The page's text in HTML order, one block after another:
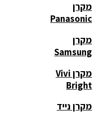
מקרן
Panasonic
מקרן
Samsung
מקרן Vivi
Bright
מקרן נייד